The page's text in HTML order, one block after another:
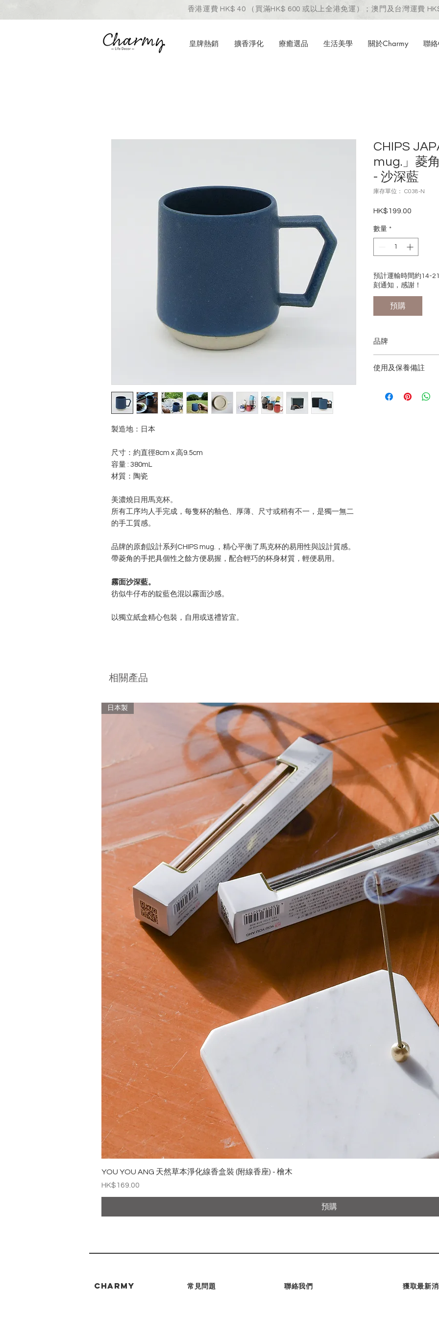
香港運費 HK$ 40 （買滿HK$ 600 或以上全港免運）；澳門及台灣運費
皇牌熱銷 擴香淨化 療癒選品 生活美學 關於Charmy 聯
製造地：日本
尺寸：約直徑8cm x 高9.5cm
容量 : 380mL
材質：陶瓷
美濃燒日用馬克杯。
所有工序均人手完成，每隻杯的釉色、厚薄、尺寸或稍有不一，是獨一無二
的手工質感。
品牌的原創設計系列CHIPS mug.，精心平衡了馬克杯的易用性與設計質感。
帶菱角的手把具個性之餘方便易握，配合輕巧的杯身材質，輕便易用。
霧面沙深藍。
彷似牛仔布的靛藍色混以霧面沙感。
以獨立紙盒精心包裝，自用或送禮皆宜。
CHIPS
mug.」菱
- 沙深藍
庫存單位： C038-N
HK$199.00
數量 *
預計運輸時間約14-
刻通知，感謝！
預購
品牌
品牌以「讓您想再
使用及保養備註
相關產品
日本製
YOU YOU ANG 天然草本淨化線香盒裝 (附線香座) - 檜木
價格
HK$169.00
預購
CHARMY 常見問題 聯絡我們 獲取最新